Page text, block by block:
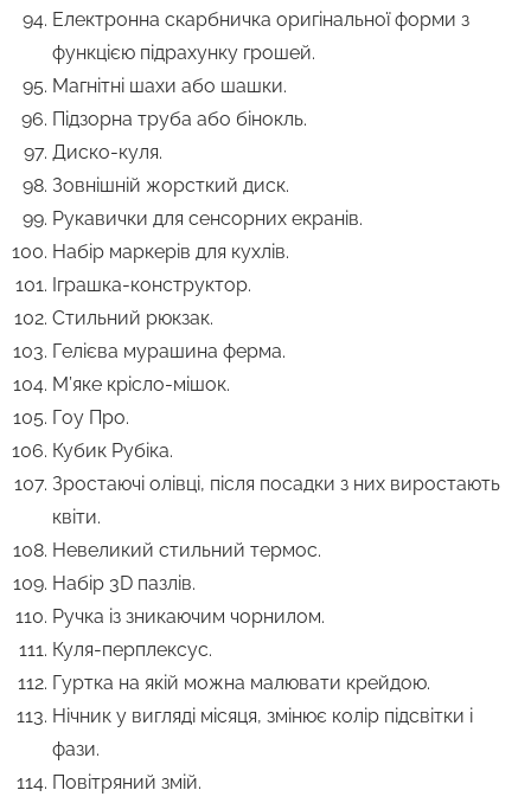
Електронна скарбничка оригінальної форми з
функцією підрахунку грошей.
Магнітні шахи або шашки.
Підзорна труба або бінокль.
Диско-куля.
Зовнішній жорсткий диск.
Рукавички для сенсорних екранів.
Набір маркерів для кухлів.
Іграшка-конструктор.
Стильний рюкзак.
Гелієва мурашина ферма.
М’яке крісло-мішок.
Гоу Про.
Кубик Рубіка.
Зростаючі олівці, після посадки з них виростають
квіти.
Невеликий стильний термос.
Набір 3D пазлів.
Ручка із зникаючим чорнилом.
Куля-перплексус.
Гуртка на якій можна малювати крейдою.
Нічник у вигляді місяця, змінює колір підсвітки і
фази.
Повітряний змій.